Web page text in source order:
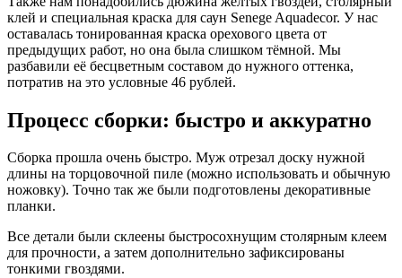
клей и специальная краска для саун Senege Aquadecor. У нас
оставалась тонированная краска орехового цвета от
предыдущих работ, но она была слишком тёмной. Мы
разбавили её бесцветным составом до нужного оттенка,
потратив на это условные 46 рублей.
Процесс сборки: быстро и аккуратно
Сборка прошла очень быстро. Муж отрезал доску нужной
длины на торцовочной пиле (можно использовать и обычную
ножовку). Точно так же были подготовлены декоративные
планки.
Все детали были склеены быстросохнущим столярным клеем
для прочности, а затем дополнительно зафиксированы
тонкими гвоздями.